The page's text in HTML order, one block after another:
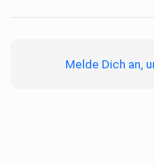
Melde Dich an,